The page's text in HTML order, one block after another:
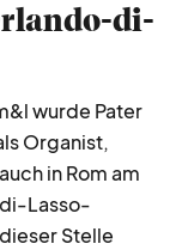
di-
wurde Pater
Organist,
in Rom am
Lasso-
Stelle